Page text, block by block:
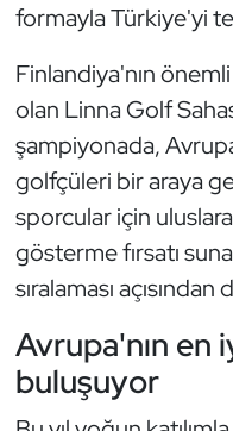
formayla Türkiye'yi
Finlandiya'nın
olan Linna Golf
şampiyonada,
golfçüleri bir araya
sporcular için
gösterme fırsatı
sıralaması
Avrupa'nın
buluşuyor
Futbol
Futsal
Genel
Golf
Güreş
Hava Sporları